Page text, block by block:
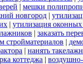
| мешки
новгород |
| утилизация
| заказать
стройматериалов |
| нанять
коттеджа |